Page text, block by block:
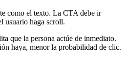
como el texto. La CTA debe ir
usuario haga scroll.
que la persona actúe de inmediato.
haya, menor la probabilidad de clic.